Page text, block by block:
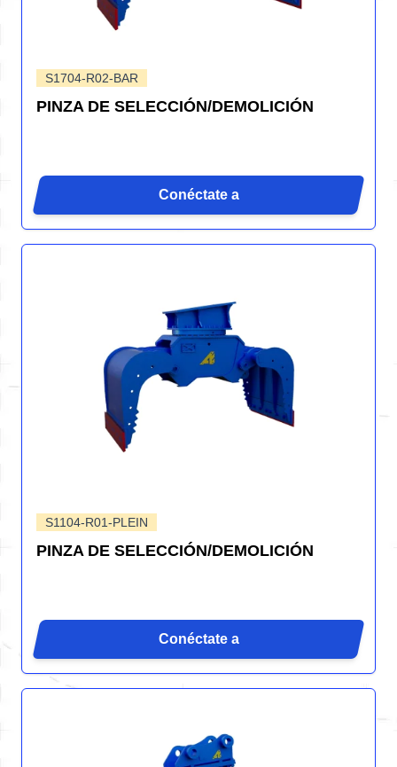
S1704-R02-BAR
PINZA DE SELECCIÓN/DEMOLICIÓN
Conéctate a
S1104-R01-PLEIN
PINZA DE SELECCIÓN/DEMOLICIÓN
Conéctate a